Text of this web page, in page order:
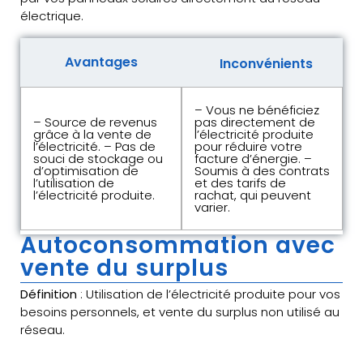
électrique.
Avantages Inconvénients
– Source de revenus
grâce à la vente de
l’électricité. – Pas de
souci de stockage ou
d’optimisation de
l’utilisation de
l’électricité produite.
– Vous ne bénéficiez
pas directement de
l’électricité produite
pour réduire votre
facture d’énergie. –
Soumis à des contrats
et des tarifs de
rachat, qui peuvent
varier.
Autoconsommation avec
vente du surplus
Définition : Utilisation de l’électricité produite pour vos
besoins personnels, et vente du surplus non utilisé au
réseau.